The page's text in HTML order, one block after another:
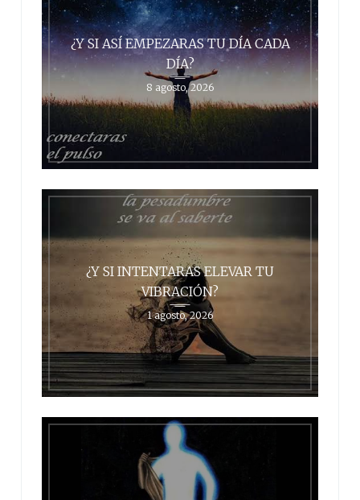
¿Y SI ASÍ EMPEZARAS TU DÍA CADA
DÍA?
8 agosto, 2026
¿Y SI INTENTARAS ELEVAR TU
VIBRACIÓN?
1 agosto, 2026